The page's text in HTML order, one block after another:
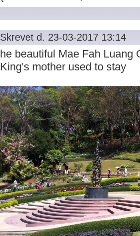
Skrevet d. 23-03-2017 13:14
he beautiful Mae Fah Luang
King's mother used to stay